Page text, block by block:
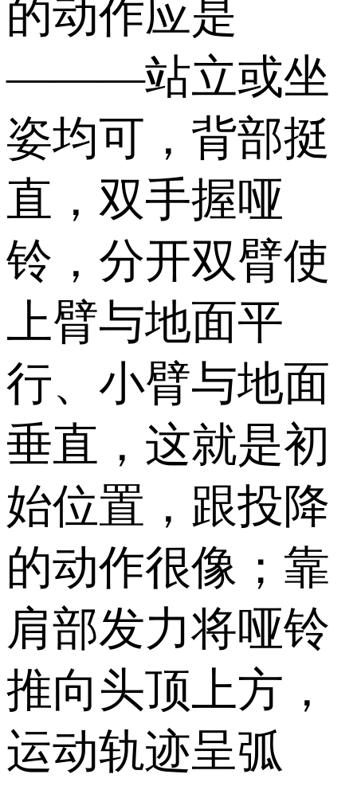
的动作应是
———站立或坐
姿均可，背部挺
直，双手握哑
铃，分开双臂使
上臂与地面平
行、小臂与地面
垂直，这就是初
始位置，跟投降
的动作很像；靠
肩部发力将哑铃
推向头顶上方，
运动轨迹呈弧